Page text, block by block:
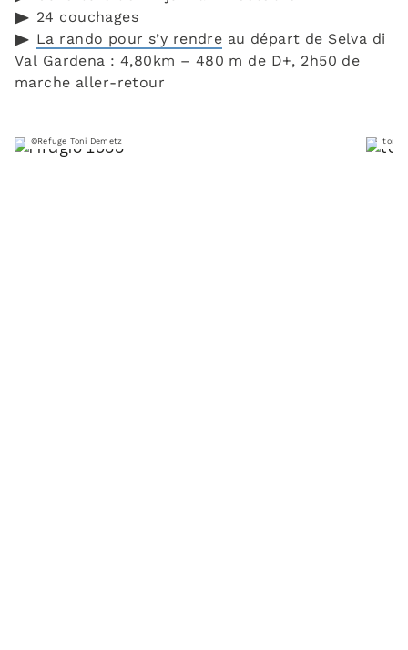
24 couchages
La rando pour s’y rendre au départ de Selva di
Val Gardena : 4,80km – 480 m de D+, 2h50 de
marche aller-retour
©Refuge Toni Demetz toni